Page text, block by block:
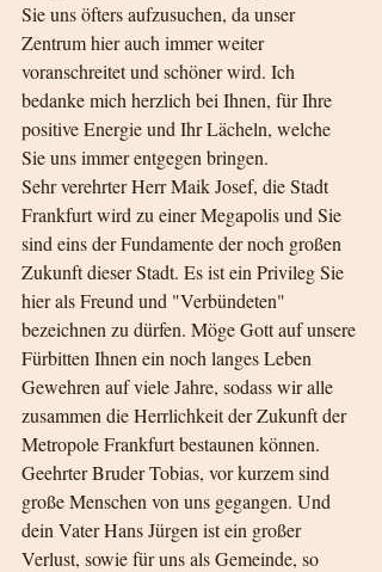
Sie uns öfters aufzusuchen, da unser
Zentrum hier auch immer weiter
voranschreitet und schöner wird. Ich
bedanke mich herzlich bei Ihnen, für Ihre
positive Energie und Ihr Lächeln, welche
Sie uns immer entgegen bringen.
Sehr verehrter Herr Maik Josef, die Stadt
Frankfurt wird zu einer Megapolis und Sie
sind eins der Fundamente der noch großen
Zukunft dieser Stadt. Es ist ein Privileg Sie
hier als Freund und "Verbündeten"
bezeichnen zu dürfen. Möge Gott auf unsere
Fürbitten Ihnen ein noch langes Leben
Gewehren auf viele Jahre, sodass wir alle
zusammen die Herrlichkeit der Zukunft der
Metropole Frankfurt bestaunen können.
Geehrter Bruder Tobias, vor kurzem sind
große Menschen von uns gegangen. Und
dein Vater Hans Jürgen ist ein großer
Verlust, sowie für uns als Gemeinde, so